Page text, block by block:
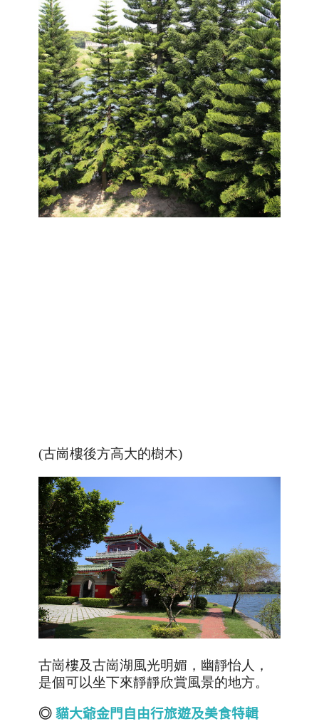
(古崗樓後方高大的樹木)
古崗樓及古崗湖風光明媚，幽靜怡人，
是個可以坐下來靜靜欣賞風景的地方。
◎ 貓大爺金門自由行旅遊及美食特輯